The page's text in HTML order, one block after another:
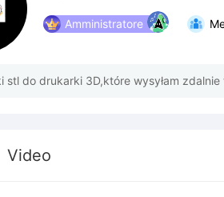
Amministratore
stl do drukarki 3D,które wysyłam zdalnie
Video